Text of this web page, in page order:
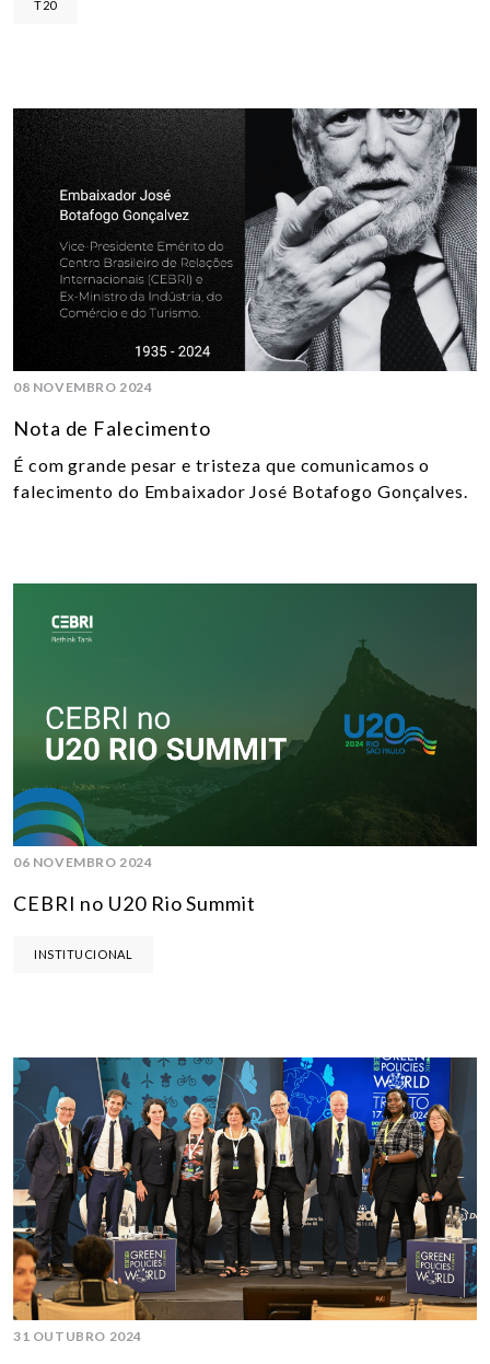
T20
08 NOVEMBRO 2024
Nota de Falecimento
É com grande pesar e tristeza que comunicamos o
falecimento do Embaixador José Botafogo Gonçalves.
06 NOVEMBRO 2024
CEBRI no U20 Rio Summit
INSTITUCIONAL
31 OUTUBRO 2024